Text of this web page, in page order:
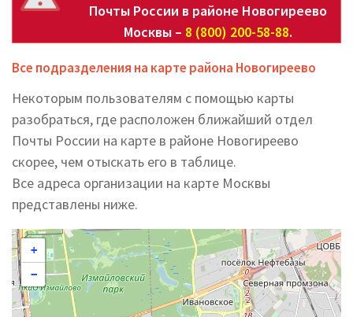
Почты России в районе Новогиреево
Москвы – 8 (800) 200-58-88.
Все подразделения на карте района Новогиреево
Некоторым пользователям с помощью карты
разобраться, где расположен ближайший отдел
Почты России на карте в районе Новогиреево
скорее, чем отыскать его в таблице.
Все адреса организации на карте Москвы
представлены ниже.
+
−